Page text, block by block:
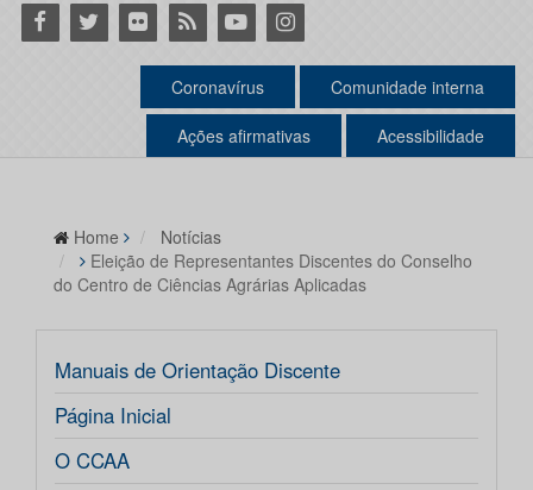
Facebook
Twitter Flickr RSS YoutubeInstagram
Coronavírus Comunidade interna
Ações afirmativas Acessibilidade
Home
Notícias
Eleição de Representantes Discentes do Conselho
do Centro de Ciências Agrárias Aplicadas
Manuais de Orientação Discente
Página Inicial
O CCAA